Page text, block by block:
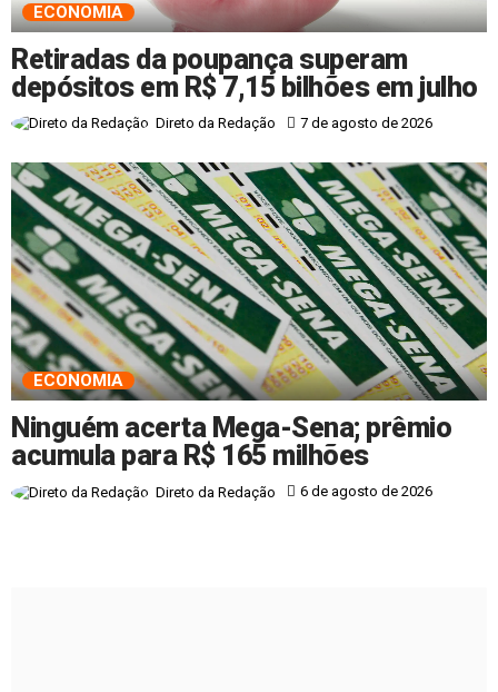
ECONOMIA
Retiradas da poupança superam
depósitos em R$ 7,15 bilhões em julho
Direto da Redação 7 de agosto de 2026
ECONOMIA
Ninguém acerta Mega-Sena; prêmio
acumula para R$ 165 milhões
Direto da Redação 6 de agosto de 2026